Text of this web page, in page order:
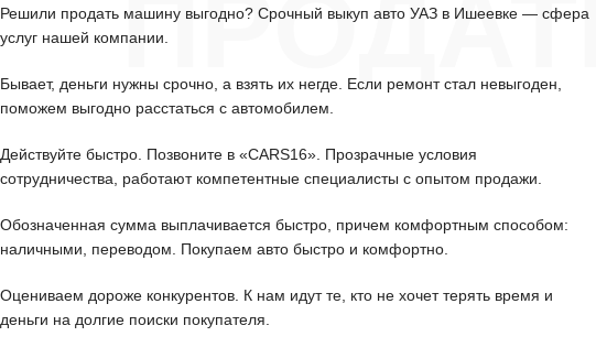
ПРОДАТЬ
Решили продать машину выгодно? Срочный выкуп авто УАЗ в Ишеевке — сфера
услуг нашей компании.
Бывает, деньги нужны срочно, а взять их негде. Если ремонт стал невыгоден,
поможем выгодно расстаться с автомобилем.
Действуйте быстро. Позвоните в «CARS16». Прозрачные условия
сотрудничества, работают компетентные специалисты с опытом продажи.
Обозначенная сумма выплачивается быстро, причем комфортным способом:
наличными, переводом. Покупаем авто быстро и комфортно.
Оцениваем дороже конкурентов. К нам идут те, кто не хочет терять время и
деньги на долгие поиски покупателя.